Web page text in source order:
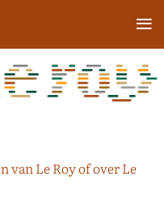
Le Roy of over Le
≡